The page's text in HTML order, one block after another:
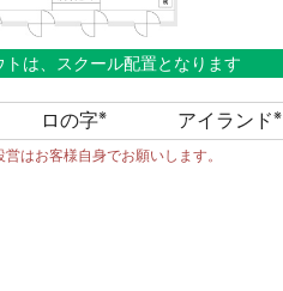
トは、スクール配置となります
ロの字※ アイランド※
はお客様自身でお願いします。